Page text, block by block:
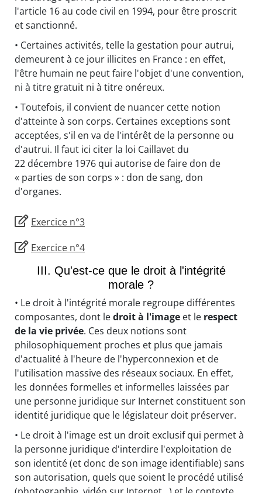
l'article 16 au code civil en 1994, pour être proscrit
et sanctionné.
• Certaines activités, telle la gestation pour autrui,
demeurent à ce jour illicites en France : en effet,
l'être humain ne peut faire l'objet d'une convention,
ni à titre gratuit ni à titre onéreux.
• Toutefois, il convient de nuancer cette notion
d'atteinte à son corps. Certaines exceptions sont
acceptées, s'il en va de l'intérêt de la personne ou
d'autrui. Il faut ici citer la loi Caillavet du
22 décembre 1976 qui autorise de faire don de
« parties de son corps » : don de sang, don
d'organes.
Exercice n°3
Exercice n°4
III. Qu'est-ce que le droit à l'intégrité
morale ?
• Le droit à l'intégrité morale regroupe différentes
composantes, dont ledroit à l'image et le respect
de la vie privée. Ces deux notions sont
philosophiquement proches et plus que jamais
d'actualité à l'heure de l'hyperconnexion et de
l'utilisation massive des réseaux sociaux. En effet,
les données formelles et informelles laissées par
une personne juridique sur Internet constituent son
identité juridique que le législateur doit préserver.
• Le droit à l'image est un droit exclusif qui permet à
la personne juridique d'interdire l'exploitation de
son identité (et donc de son image identifiable) sans
son autorisation, quels que soient le procédé utilisé